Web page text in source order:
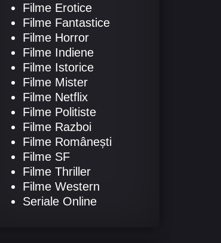
Filme Erotice
Filme Fantastice
Filme Horror
Filme Indiene
Filme Istorice
Filme Mister
Filme Netflix
Filme Politiste
Filme Razboi
Filme Românești
Filme SF
Filme Thriller
Filme Western
Seriale Online